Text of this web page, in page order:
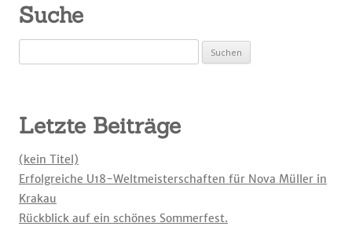
Suche
nach:
Letzte Beiträge
(kein Titel)
Erfolgreiche U18-Weltmeisterschaften für Nova Müller in
Krakau
Rückblick auf ein schönes Sommerfest.